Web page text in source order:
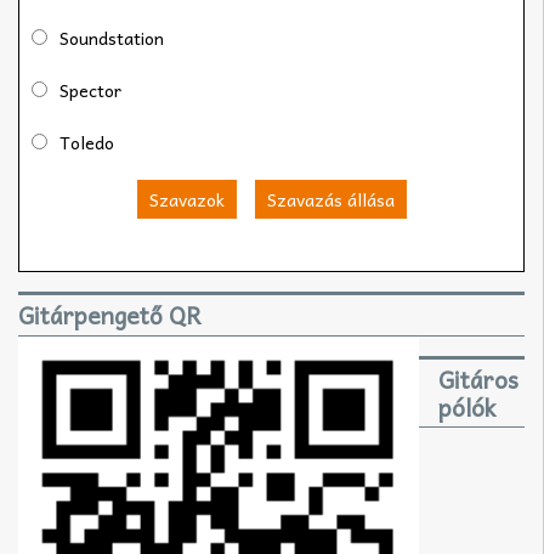
Soundstation
Spector
Toledo
Szavazok Szavazás állása
Gitárpengető QR
Gitáros
pólók